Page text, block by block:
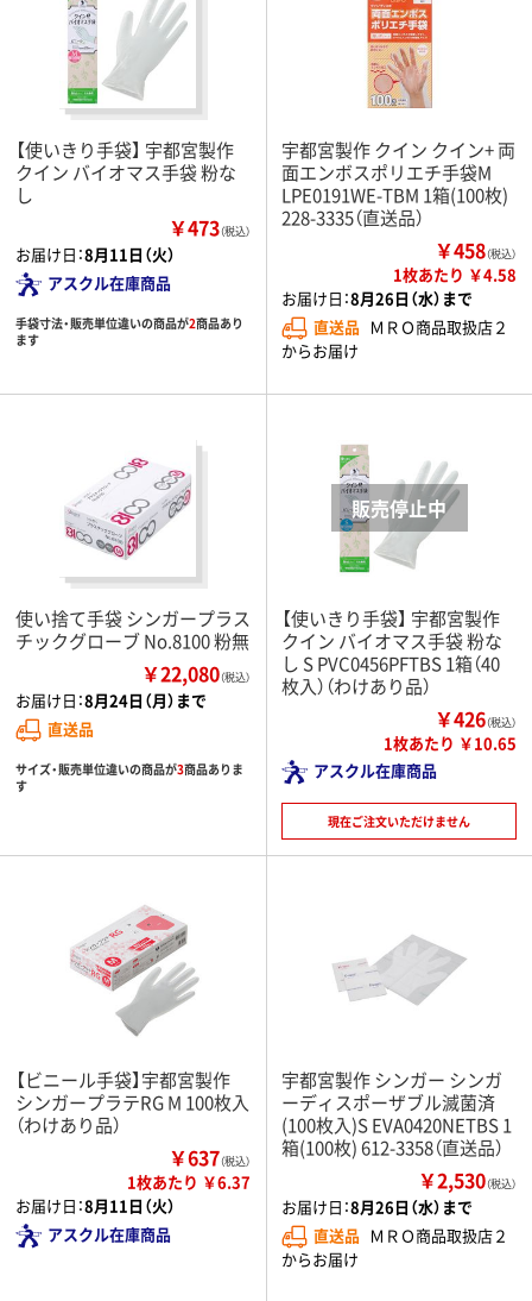
【使いきり手袋】 宇都宮製作
クイン バイオマス手袋 粉な
し
￥473（税込）
お届け日：8月11日（火）
アスクル在庫商品
手袋寸法・販売単位違いの商品が2商品あり
ます
宇都宮製作 クイン クイン+ 両
面エンボスポリエチ手袋M
LPE0191WE-TBM 1箱(100枚)
228-3335（直送品）
￥458（税込）
1枚あたり ￥4.58
お届け日：8月26日（水）まで
直送品 ＭＲＯ商品取扱店２
からお届け
使い捨て手袋 シンガープラス
チックグローブ No.8100 粉無
￥22,080（税込）
お届け日：8月24日（月）まで
直送品
サイズ・販売単位違いの商品が3商品ありま
す
【使いきり手袋】 宇都宮製作
クイン バイオマス手袋 粉な
し S PVC0456PFTBS 1箱（40
枚入）（わけあり品）
￥426（税込）
1枚あたり ￥10.65
アスクル在庫商品
現在ご注文いただけません
【ビニール手袋】宇都宮製作
シンガープラテRG M 100枚入
（わけあり品）
￥637（税込）
1枚あたり ￥6.37
お届け日：8月11日（火）
アスクル在庫商品
宇都宮製作 シンガー シンガ
ーディスポーザブル滅菌済
(100枚入)S EVA0420NETBS 1
箱(100枚) 612-3358（直送品）
￥2,530（税込）
お届け日：8月26日（水）まで
直送品 ＭＲＯ商品取扱店２
からお届け